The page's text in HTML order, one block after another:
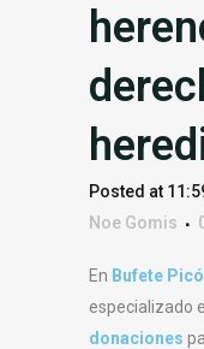
Posted at
Noe Gomis
En Bufete Picó
especializado
donaciones